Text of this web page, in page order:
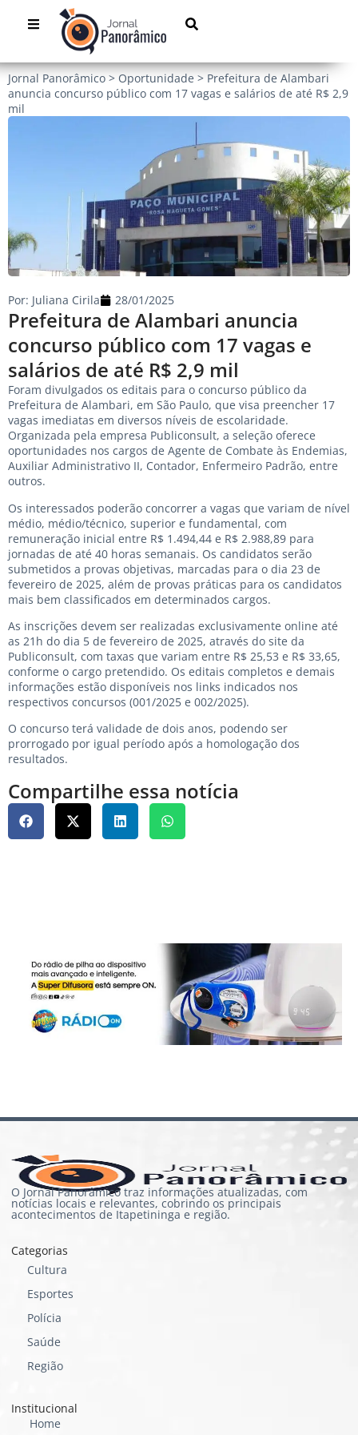
Jornal Panorâmico > Oportunidade > Prefeitura de Alambari
anuncia concurso público com 17 vagas e salários de até R$ 2,9
mil
Prefeitura de Alambari anuncia
concurso público com 17 vagas e
salários de até R$ 2,9 mil
Por: Juliana Cirila 28/01/2025
Foram divulgados os editais para o concurso público da
Prefeitura de Alambari, em São Paulo, que visa preencher 17
vagas imediatas em diversos níveis de escolaridade.
Organizada pela empresa Publiconsult, a seleção oferece
oportunidades nos cargos de Agente de Combate às Endemias,
Auxiliar Administrativo II, Contador, Enfermeiro Padrão, entre
outros.
Os interessados poderão concorrer a vagas que variam de nível
médio, médio/técnico, superior e fundamental, com
remuneração inicial entre R$ 1.494,44 e R$ 2.988,89 para
jornadas de até 40 horas semanais. Os candidatos serão
submetidos a provas objetivas, marcadas para o dia 23 de
fevereiro de 2025, além de provas práticas para os candidatos
mais bem classificados em determinados cargos.
As inscrições devem ser realizadas exclusivamente online até
as 21h do dia 5 de fevereiro de 2025, através do site da
Publiconsult, com taxas que variam entre R$ 25,53 e R$ 33,65,
conforme o cargo pretendido. Os editais completos e demais
informações estão disponíveis nos links indicados nos
respectivos concursos (001/2025 e 002/2025).
O concurso terá validade de dois anos, podendo ser
prorrogado por igual período após a homologação dos
resultados.
Compartilhe essa notícia
O Jornal Panorâmico traz informações atualizadas, com
notícias locais e relevantes, cobrindo os principais
acontecimentos de Itapetininga e região.
Categorias
Cultura
Esportes
Polícia
Saúde
Região
Institucional
Home